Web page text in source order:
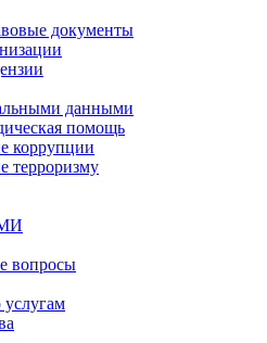
документы
данными
помощь
коррупции
терроризму
вопросы
услугам